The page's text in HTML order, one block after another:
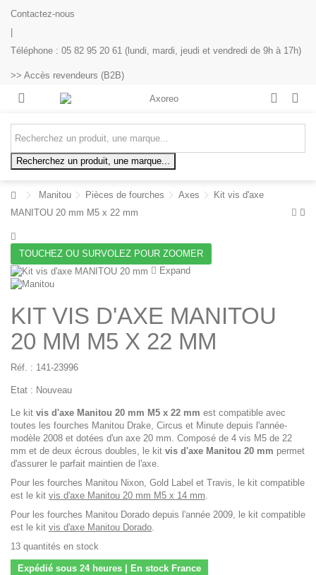
Contactez-nous
Téléphone : 05 82 95 20 61 (lundi, mardi, jeudi et vendredi de 9h à 17h)
>> Accès revendeurs (B2B)
Recherchez un produit, une marque...
Manitou Pièces de fourches Axes
Kit vis d'axe
MANITOU 20 mm M5 x 22 mm
TOUCHEZ OU SURVOLEZ POUR ZOOMER
Expand
KIT VIS D'AXE MANITOU
20 MM M5 X 22 MM
Réf. : 141-23996
Etat : Nouveau
Le kit vis d'axe Manitou 20 mm M5 x 22 mm est compatible avec
toutes les fourches Manitou Drake, Circus et Minute depuis l'année-
modèle 2008 et dotées d'un axe 20 mm. Composé de 4 vis M5 de 22
mm et de deux écrous doubles, le kit vis d'axe Manitou 20 mm permet
d'assurer le parfait maintien de l'axe.
Pour les fourches Manitou Nixon, Gold Label et Travis, le kit compatible
est le kit vis d'axe Manitou 20 mm M5 x 14 mm.
Pour les fourches Manitou Dorado depuis l'année 2009, le kit compatible
est le kit vis d'axe Manitou Dorado.
13 quantités en stock
Expédié sous 24 heures | En stock France